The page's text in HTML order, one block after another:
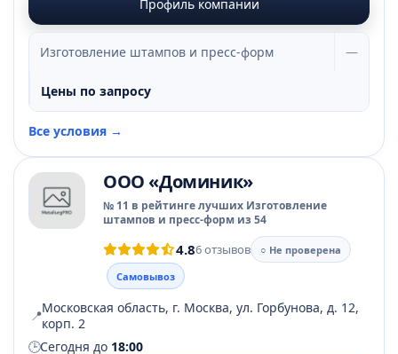
Профиль компании
Изготовление штампов и пресс-форм —
Цены по запросу
Все условия →
ООО «Доминик»
№ 11 в рейтинге лучших Изготовление
штампов и пресс-форм из 54
4.86 отзывов
○ Не проверена
Самовывоз
📍Московская область, г. Москва, ул. Горбунова, д. 12,
корп. 2
🕒Сегодня до 18:00